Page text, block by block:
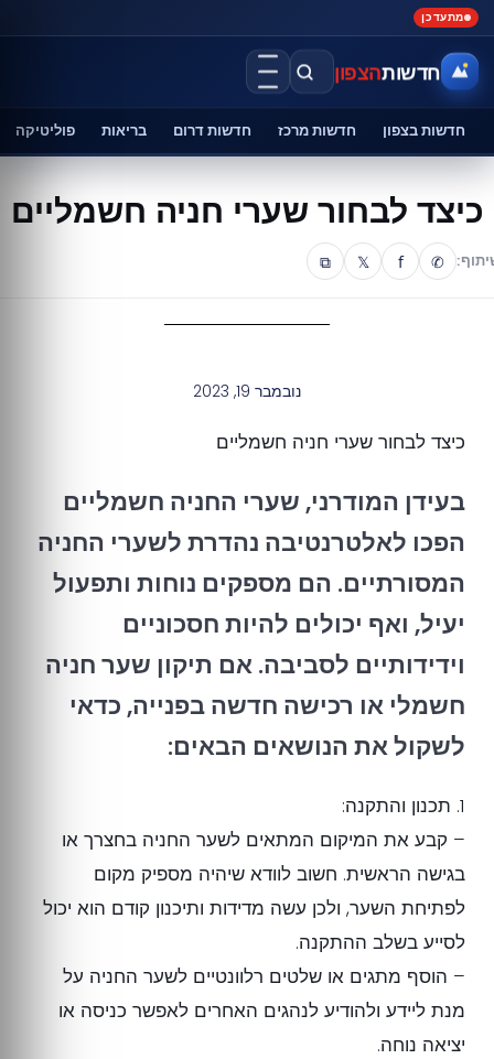
מתעדכן
חדשותהצפון
חדשות בצפון חדשות מרכז חדשות דרום בריאות פוליטיקה
כיצד לבחור שערי חניה חשמליים
✆
f
𝕏
⧉
נובמבר 19, 2023
כיצד לבחור שערי חניה חשמליים
בעידן המודרני, שערי החניה חשמליים
הפכו לאלטרנטיבה נהדרת לשערי החניה
המסורתיים. הם מספקים נוחות ותפעול
יעיל, ואף יכולים להיות חסכוניים
וידידותיים לסביבה. אם תיקון שער חניה
חשמלי או רכישה חדשה בפנייה, כדאי
לשקול את הנושאים הבאים:
1. תכנון והתקנה:
– קבע את המיקום המתאים לשער החניה בחצרך או
בגישה הראשית. חשוב לוודא שיהיה מספיק מקום
לפתיחת השער, ולכן עשה מדידות ותיכנון קודם הוא יכול
לסייע בשלב ההתקנה.
– הוסף מתגים או שלטים רלוונטיים לשער החניה על
מנת ליידע ולהודיע לנהגים האחרים לאפשר כניסה או
יציאה נוחה.